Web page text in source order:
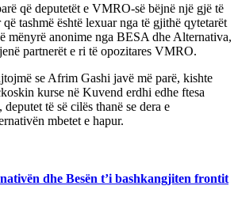
që deputetët e VMRO-së bëjnë një gjë të
tashmë është lexuar nga të gjithë qytetarët
mënyrë anonime nga BESA dhe Alternativa,
partnerët e ri të opozitares VMRO.
se Afrim Gashi javë më parë, kishte
kurse në Kuvend erdhi edhe ftesa
të së cilës thanë se dera e
mbetet e hapur.
dhe Besën t’i bashkangjiten frontit